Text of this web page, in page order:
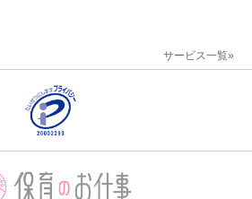
サービス一覧»